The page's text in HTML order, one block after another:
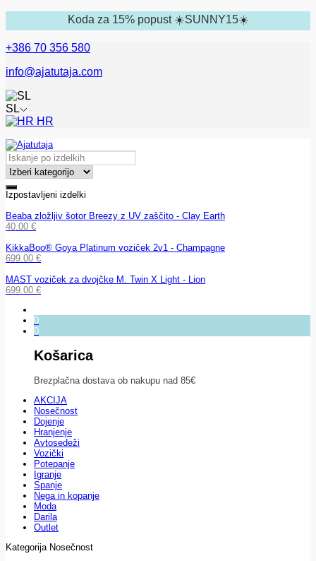
Koda za 15% popust ☀️SUNNY15☀️
+386 70 356 580
info@ajatutaja.com
SL
HR
Izpostavljeni izdelki
Beaba zložljiv šotor Breezy z UV zaščito - Clay Earth
40.00 €
KikkaBoo® Goya Platinum voziček 2v1 - Champagne
699.00 €
MAST voziček za dvojčke M. Twin X Light - Lion
699.00 €
0
0
Košarica
Brezplačna dostava ob nakupu nad 85€
AKCIJA
Nosečnost
Dojenje
Hranjenje
Avtosedeži
Vozički
Potepanje
Igranje
Spanje
Nega in kopanje
Moda
Darila
Outlet
Kategorija Nosečnost